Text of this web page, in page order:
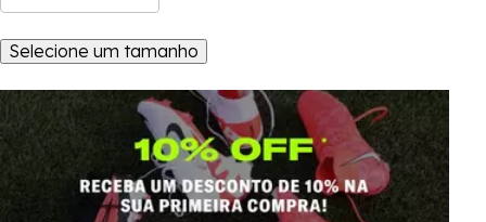
Selecione um tamanho